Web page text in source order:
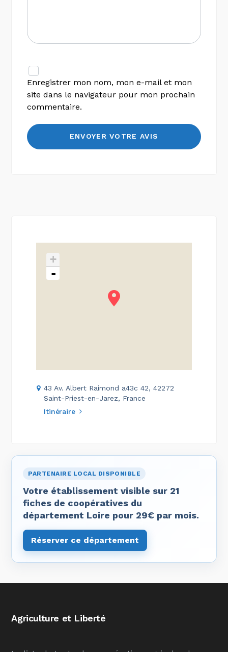
Enregistrer mon nom, mon e-mail et mon
site dans le navigateur pour mon prochain
commentaire.
+
-
43 Av. Albert Raimond a43c 42, 42272
Saint-Priest-en-Jarez, France
Itinéraire
PARTENAIRE LOCAL DISPONIBLE
Votre établissement visible sur 21
fiches de coopératives du
département Loire pour 29€ par mois.
Réserver ce département
Agriculture et Liberté